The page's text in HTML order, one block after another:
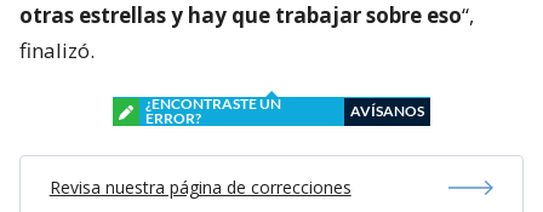
otras estrellas y hay que trabajar sobre eso“,
finalizó.
¿ENCONTRASTE UN
ERROR?
AVÍSANOS
Revisa nuestra página de correcciones